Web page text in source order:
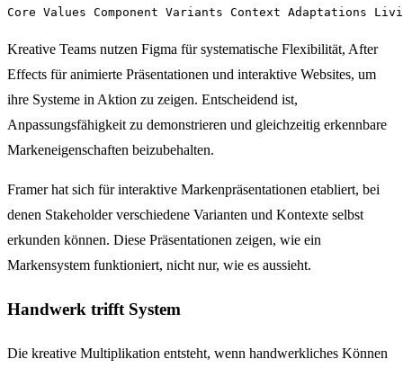
Kreative Teams nutzen Figma für systematische Flexibilität, After
Effects für animierte Präsentationen und interaktive Websites, um
ihre Systeme in Aktion zu zeigen. Entscheidend ist,
Anpassungsfähigkeit zu demonstrieren und gleichzeitig erkennbare
Markeneigenschaften beizubehalten.
Framer hat sich für interaktive Markenpräsentationen etabliert, bei
denen Stakeholder verschiedene Varianten und Kontexte selbst
erkunden können. Diese Präsentationen zeigen, wie ein
Markensystem funktioniert, nicht nur, wie es aussieht.
Handwerk trifft System
Die kreative Multiplikation entsteht, wenn handwerkliches Können